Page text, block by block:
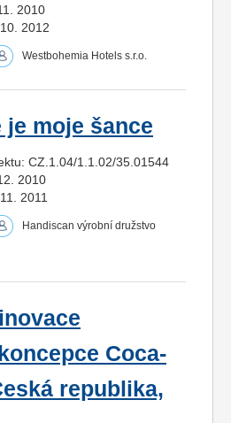
2010
2012
Westbohemia Hotels s.r.o.
je moje šance
CZ.1.04/1.1.02/35.01544
2010
2011
Handiscan výrobní družstvo
Coca-
republika,